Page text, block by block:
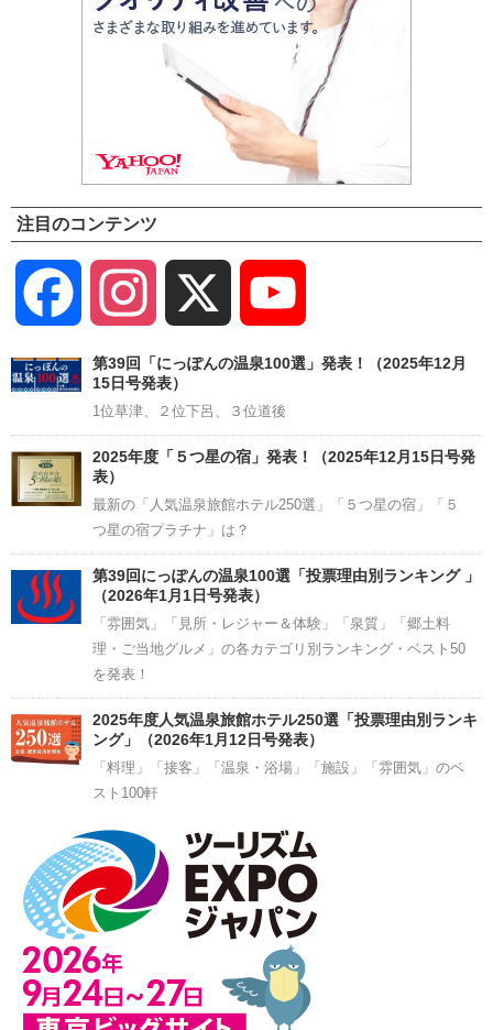
注目のコンテンツ
Facebook Instagram
Channel
第39回「にっぽんの温泉100選」発表！（2025年12月
15日号発表）
1位草津、２位下呂、３位道後
2025年度「５つ星の宿」発表！（2025年12月15日号発
表）
最新の「人気温泉旅館ホテル250選」「５つ星の宿」「５
つ星の宿プラチナ」は？
第39回にっぽんの温泉100選「投票理由別ランキング 」
（2026年1月1日号発表）
「雰囲気」「見所・レジャー＆体験」「泉質」「郷土料
理・ご当地グルメ」の各カテゴリ別ランキング・ベスト50
を発表！
2025年度人気温泉旅館ホテル250選「投票理由別ランキ
ング」（2026年1月12日号発表）
「料理」「接客」「温泉・浴場」「施設」「雰囲気」のベ
スト100軒